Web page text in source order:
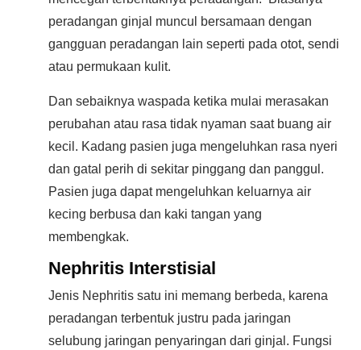
peradangan ginjal muncul bersamaan dengan
gangguan peradangan lain seperti pada otot, sendi
atau permukaan kulit.
Dan sebaiknya waspada ketika mulai merasakan
perubahan atau rasa tidak nyaman saat buang air
kecil. Kadang pasien juga mengeluhkan rasa nyeri
dan gatal perih di sekitar pinggang dan panggul.
Pasien juga dapat mengeluhkan keluarnya air
kecing berbusa dan kaki tangan yang
membengkak.
Nephritis Interstisial
Jenis Nephritis satu ini memang berbeda, karena
peradangan terbentuk justru pada jaringan
selubung jaringan penyaringan dari ginjal. Fungsi